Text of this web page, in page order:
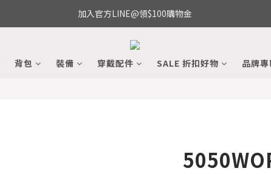
加入官方LINE@領$100購物金
背包 裝備 穿戴配件 SALE 折扣好物 品牌